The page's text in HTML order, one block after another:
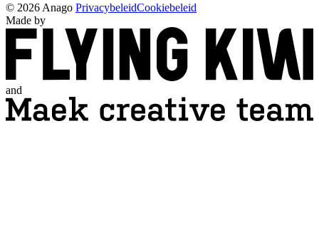
© 2026 Anago PrivacybeleidCookiebeleid
Made by
and